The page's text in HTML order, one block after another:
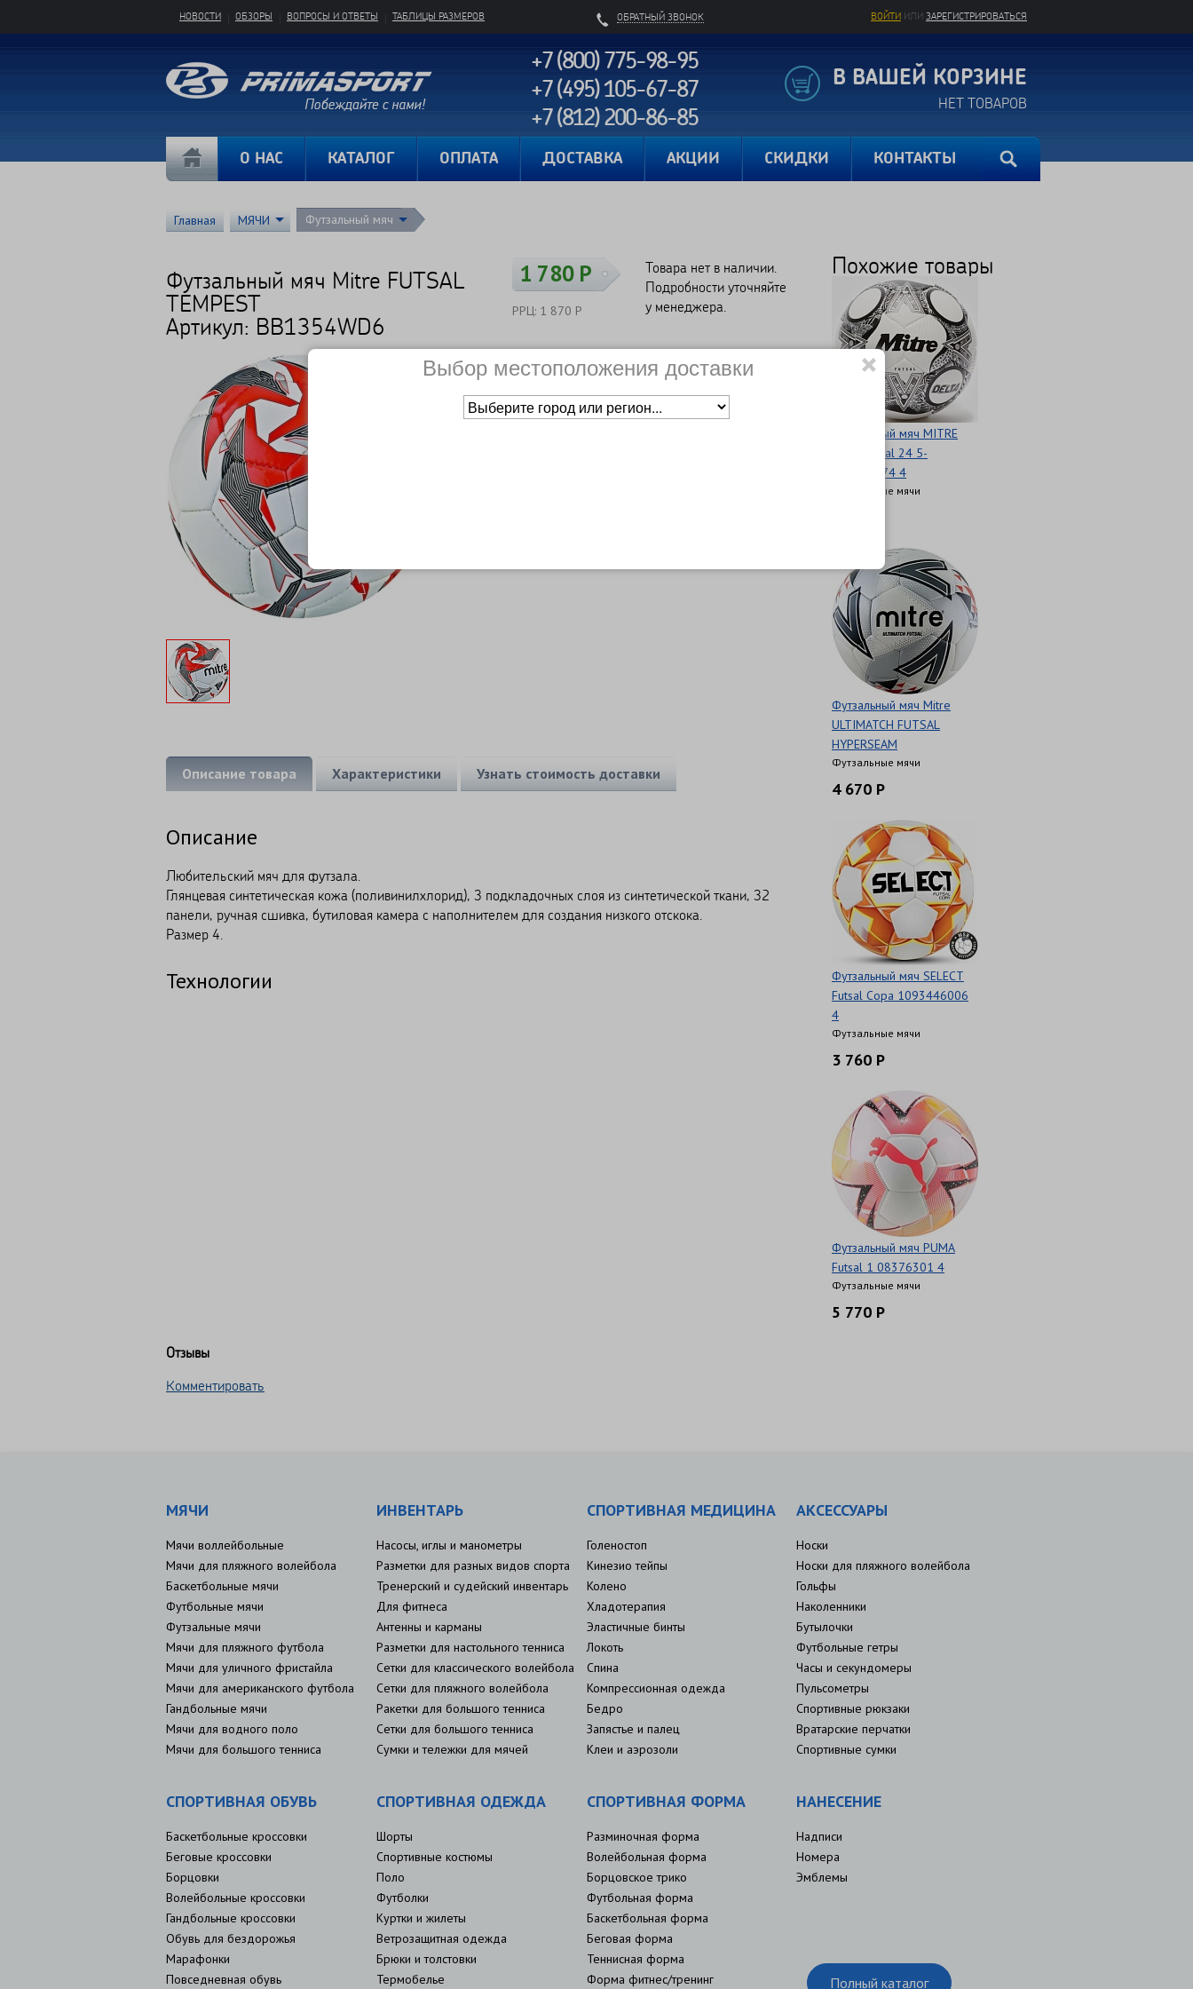
ОБРАТНЫЙ ЗВОНОК ВОЙТИ ИЛИ ЗАРЕГИСТРИРОВАТЬСЯ
НОВОСТИ ОБЗОРЫ ВОПРОСЫ И ОТВЕТЫ ТАБЛИЦЫ РАЗМЕРОВ
+7 (800) 775-98-95
+7 (495) 105-67-87
+7 (812) 200-86-85
В ВАШЕЙ КОРЗИНЕ
НЕТ ТОВАРОВ
О НАС КАТАЛОГ ОПЛАТА ДОСТАВКА АКЦИИ СКИДКИ КОНТАКТЫ
Главная МЯЧИ Футзальный мяч
Футзальный мяч Mitre FUTSAL
TEMPEST
Артикул: BB1354WD6
1 780 Р
РРЦ: 1 870 Р
Товара нет в наличии.
Подробности уточняйте
у менеджера.
Сравнить Нет в наличии
Основное о товаре
Описание товара Характеристики Узнать стоимость доставки
Описание
Любительский мяч для футзала.
Глянцевая синтетическая кожа (поливинилхлорид), 3 подкладочных слоя из синтетической ткани, 32
панели, ручная сшивка, бутиловая камера с наполнителем для создания низкого отскока.
Размер 4.
Технологии
Похожие товары
Футзальный мяч MITRE
Delta Futsal 24 5-
B01820C74 4
Футзальные мячи
Футзальный мяч Mitre
ULTIMATCH FUTSAL
HYPERSEAM
Футзальные мячи
4 670 Р
Футзальный мяч SELECT
Futsal Copa 1093446006
4
Футзальные мячи
3 760 Р
Футзальный мяч PUMA
Futsal 1 08376301 4
Футзальные мячи
5 770 Р
Отзывы
Комментировать
МЯЧИ
Мячи воллейбольные
Мячи для пляжного волейбола
Баскетбольные мячи
Футбольные мячи
Футзальные мячи
Мячи для пляжного футбола
Мячи для уличного фристайла
Мячи для американского футбола
Гандбольные мячи
Мячи для водного поло
Мячи для большого тенниса
ИНВЕНТАРЬ
Насосы, иглы и манометры
Разметки для разных видов спорта
Тренерский и судейский инвентарь
Для фитнеса
Антенны и карманы
Разметки для настольного тенниса
Сетки для классического волейбола
Сетки для пляжного волейбола
Ракетки для большого тенниса
Сетки для большого тенниса
Сумки и тележки для мячей
СПОРТИВНАЯ МЕДИЦИНА
Голеностоп
Кинезио тейпы
Колено
Хладотерапия
Эластичные бинты
Локоть
Спина
Компрессионная одежда
Бедро
Запястье и палец
Клеи и аэрозоли
АКСЕССУАРЫ
Носки
Носки для пляжного волейбола
Гольфы
Наколенники
Бутылочки
Футбольные гетры
Часы и секундомеры
Пульсометры
Спортивные рюкзаки
Вратарские перчатки
Спортивные сумки
СПОРТИВНАЯ ОБУВЬ
Баскетбольные кроссовки
Беговые кроссовки
Борцовки
Волейбольные кроссовки
Гандбольные кроссовки
Обувь для бездорожья
Марафонки
Повседневная обувь
СПОРТИВНАЯ ОДЕЖДА
Шорты
Спортивные костюмы
Поло
Футболки
Куртки и жилеты
Ветрозащитная одежда
Брюки и толстовки
Термобелье
СПОРТИВНАЯ ФОРМА
Разминочная форма
Волейбольная форма
Борцовское трико
Футбольная форма
Баскетбольная форма
Беговая форма
Теннисная форма
Форма фитнес/тренинг
НАНЕСЕНИЕ
Надписи
Номера
Эмблемы
Полный каталог
Выбор местоположения доставки